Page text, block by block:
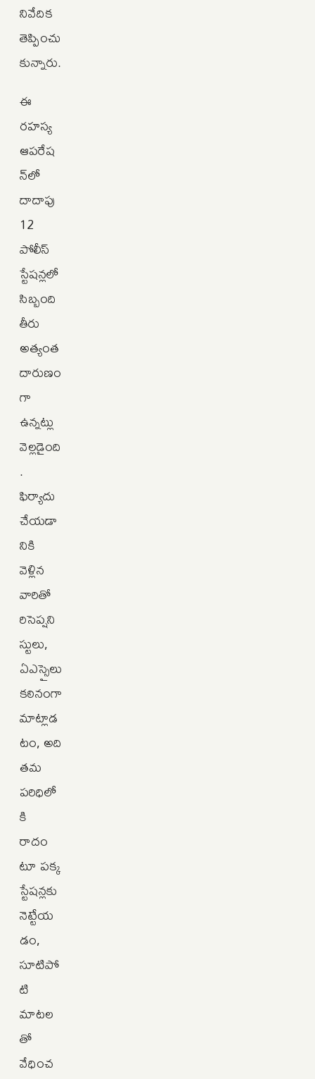
నివేదిక
తెప్పించు
కున్నారు.
ఈ
రహస్య
ఆపరేష
న్‌లో
దాదాపు
12
పోలీస్
స్టేషన్లలో
సిబ్బంది
తీరు
అత్యంత
దారుణం
గా
ఉన్నట్లు
వెల్లడైంది
.
ఫిర్యాదు
చేయడా
నికి
వెళ్లిన
వారితో
రిసెప్షని
స్టులు,
ఏఎస్సైలు
కఠినంగా
మాట్లాడ
టం, అది
తమ
పరిధిలో
కి
రాదం
టూ పక్క
స్టేషన్లకు
నెట్టేయ
డం,
సూటిపో
టి
మాటల
తో
వేధించ